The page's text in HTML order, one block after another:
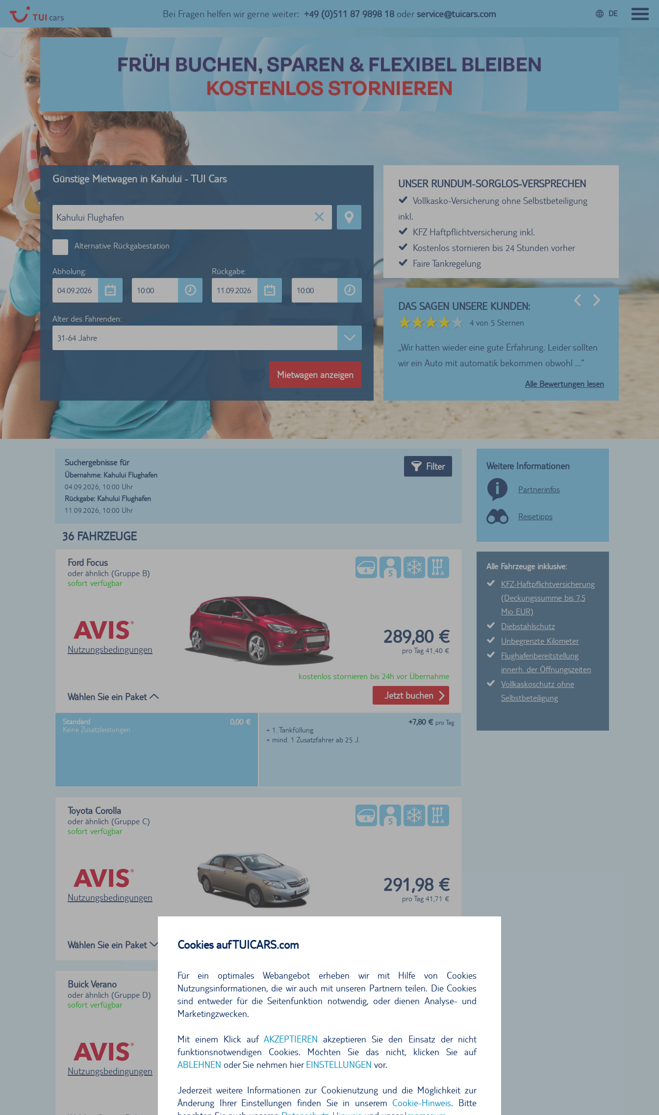
Cookies auf TUICARS.com
Für ein optimales Webangebot erheben wir mit Hilfe von Cookies
Nutzungsinformationen, die wir auch mit unseren Partnern teilen. Die Cookies
sind entweder für die Seitenfunktion notwendig, oder dienen Analyse- und
Marketingzwecken.
Mit einem Klick auf AKZEPTIEREN akzeptieren Sie den Einsatz der nicht
funktionsnotwendigen Cookies. Möchten Sie das nicht, klicken Sie auf
ABLEHNEN oder Sie nehmen hierEINSTELLUNGEN vor.
Jederzeit weitere Informationen zur Cookienutzung und die Möglichkeit zur
Änderung Ihrer Einstellungen finden Sie in unserem Cookie-Hinweis. Bitte
DE
Bei Fragen helfen wir gerne weiter: +49 (0)511 87 9898 18 oder service@tuicars.com
Günstige Mietwagen in Kahului - TUI Cars
Alternative Rückgabestation
Abholung:
04.09.2026
10:00
Rückgabe:
11.09.2026
10:00
Alter des Fahrenden:
31-64 Jahre
Mietwagen anzeigen
UNSER RUNDUM-SORGLOS-VERSPRECHEN
Vollkasko-Versicherung ohne Selbstbeteiligung
inkl.
KFZ Haftpflichtversicherung inkl.
Kostenlos stornieren bis 24 Stunden vorher
Faire Tankregelung
DAS SAGEN UNSERE KUNDEN:
Wir waren sehr zufrieden mit dem Abholen und der
Kundenbetreuung in Bamberg....
4 von 5 Sternen
Wir hatten wieder eine gute Erfahrung. Leider sollten
wir ein Auto mit automatik bekommen obwohl ...
Alle Bewertungen lesen
Suchergebnisse für
Übernahme: Kahului Flughafen
04.09.2026, 10:00 Uhr
Rückgabe: Kahului Flughafen
11.09.2026, 10:00 Uhr
Filter
36 FAHRZEUGE
Ford Focus
oder ähnlich (Gruppe B)
sofort verfügbar
Nutzungsbedingungen
289,80 €
pro Tag 41,40 €
kostenlos stornieren bis 24h vor Übernahme
Wählen Sie ein Paket Jetzt buchen
Standard
Keine Zusatzleistungen
0,00 €
+ 1. Tankfüllung
+ mind. 1 Zusatzfahrer ab 25 J.
+7,80 € pro Tag
Toyota Corolla
oder ähnlich (Gruppe C)
sofort verfügbar
Nutzungsbedingungen
291,98 €
pro Tag 41,71 €
Wählen Sie ein Paket
Buick Verano
oder ähnlich (Gruppe D)
sofort verfügbar
Nutzungsbedingungen
295,26 €
kostenlos stornieren bis 24h vor Übernahme
Weitere Informationen
Partnerinfos
Reisetipps
Alle Fahrzeuge inklusive:
KFZ-Haftpflichtversicherung
(Deckungssumme bis 7,5
Mio EUR)
Diebstahlschutz
Unbegrenzte Kilometer
Flughafenbereitstellung
innerh. der Öffnungszeiten
Vollkaskoschutz ohne
Selbstbeteiligung